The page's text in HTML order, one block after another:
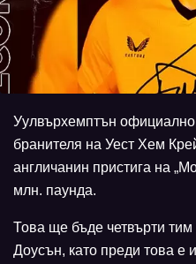
Уулвърхемптън
бранителя на Уест Хем
англичанин пристига на
млн. паунда.
Това ще бъде четвърти
Доусън, като преди това е